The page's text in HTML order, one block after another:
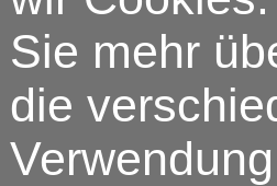
Sie mehr
die